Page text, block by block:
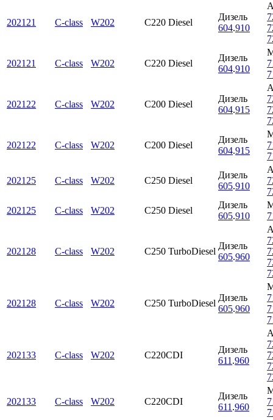
202121 C-class W202 C220 Diesel
Дизель
604.910
202121 C-class W202 C220 Diesel
Дизель
604.910
202122 C-class W202 C200 Diesel
Дизель
604.915
202122 C-class W202 C200 Diesel
Дизель
604.915
202125 C-class W202 C250 Diesel
Дизель
605.910
202125
C-class W202 C250 Diesel
Дизель
605.910
202128 C-class W202 C250 TurboDiesel
Дизель
605.960
202128 C-class W202 C250 TurboDiesel
Дизель
605.960
202133 C-class W202 C220CDI
Дизель
611 .960
202133 C-class W202 C220CDI
Дизель
611 .960